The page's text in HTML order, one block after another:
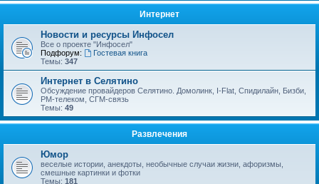
Интернет
Новости и ресурсы Инфосел
Все о проекте "Инфосел"
Подфорум:
Гостевая книга
Темы: 347
Интернет в Селятино
Обсуждение провайдеров Селятино. Домолинк, I-Flat, Спидилайн, Бизби,
РМ-телеком, СГМ-связь
Темы: 49
Развлечения
Юмор
веселые истории, анекдоты, необычные случаи жизни, афоризмы,
смешные картинки и фотки
Темы: 181